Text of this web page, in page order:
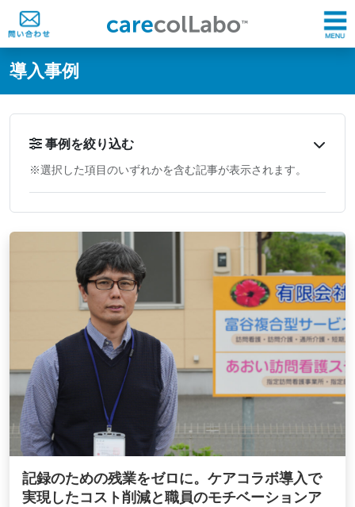
@ -0,0 +1,60 @@
導入事例
事例を絞り込む
※選択した項目のいずれかを含む記事が表示されます。
記録のための残業をゼロに。ケアコラボ導入で
実現したコスト削減と職員のモチベーションア